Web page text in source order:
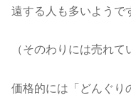
遠する人も多いようで
（そのわりには売れて
価格的には「どんぐり